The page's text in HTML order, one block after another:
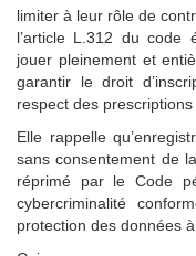
limiter à leur rôle de
l’article L.312 du code
jouer pleinement et
garantir le droit
respect des
Elle rappelle
sans consentement de
réprimé par le Code
cybercriminalité
protection des données